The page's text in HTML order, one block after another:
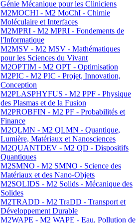
Génie Mécanique pour les Cliniciens
M2MOCHI - M2 MoChI - Chimie
Moléculaire et Interfaces
M2MPRI - M2 MPRI - Fondements de
l'Informatique
M2MSV - M2 MSV - Mathématiques
pour les Sciences du Vivant
M2OPTIM - M2 OPT - Optimisation
M2PIC - M2 PIC - Projet, Innovation,
Conception
M2PLASPHYFUS - M2 PPF - Physique
des Plasmas et de la Fusion
M2PROBFIN - M2 PF - Probabilités et
Finance
M2QLMN - M2 QLMN - Quantique,
Lumière, Matériaux et Nanosciences
M2QUANTDEV - M2 QD - Dispositifs
Quantiques
M2SMNO - M2 SMNO - Science des
Matériaux et des Nano-Objets
M2SOLIDS - M2 Solids - Mécanique des
Solides
M2TRADD - M2 TraDD - Transport et
Développement Durable
M2WAPE - M2 WAPE - Eau, Pollution de